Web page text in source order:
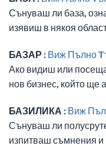
Сънуваш ли база,
изявиш в някоя
БАЗАР : Виж Пълно
Ако видиш или
нов бизнес, който ще
БАЗИЛИКА : Виж
Сънуваш ли
изпитваш съмнения и